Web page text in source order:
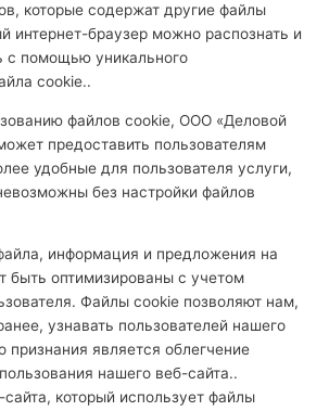
которые содержат другие файлы
интернет-браузер можно распознать и
с помощью уникального
cookie..
файлов cookie, ООО «Деловой
предоставить пользователям
удобные для пользователя услуги,
без настройки файлов
информация и предложения на
быть оптимизированы с учетом
Файлы cookie позволяют нам,
узнавать пользователей нашего
признания является облегчение
нашего веб-сайта..
который использует файлы